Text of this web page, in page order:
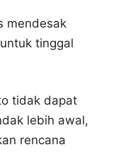
mendesak
tinggal
tidak dapat
lebih awal,
rencana